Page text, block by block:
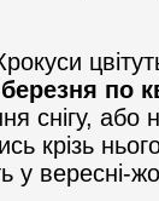
по
снігу, або
крізь
у вересні-